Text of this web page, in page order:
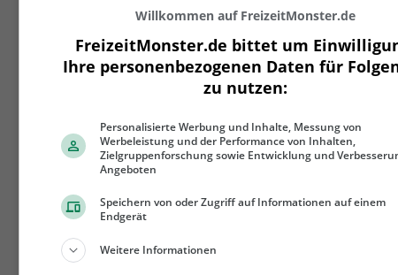
St.-Nikolaus-Kathedrale in Freiburg(12,9 km entfernt)
Château d’eau de Montmagny
in Constantine (13,0 km
Eintrag verbessern oder melden | Als Eigentümer beanspruchen
+
−
Willkommen auf FreizeitMonster.de
FreizeitMonster.de bittet um
Ihre personenbezogenen Daten für
zu nutzen:
Personalisierte Werbung und Inhalte, Messung von
Werbeleistung und der Performance von Inhalten,
Zielgruppenforschung sowie Entwicklung und
Angeboten
Speichern von oder Zugriff auf Informationen auf einem
Endgerät
Weitere Informationen